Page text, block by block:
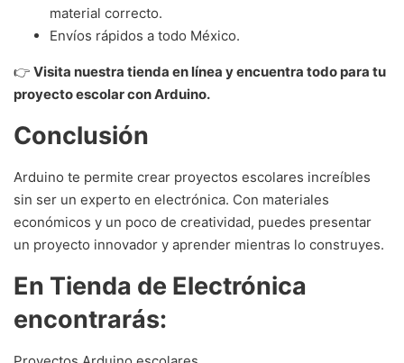
material correcto.
Envíos rápidos a todo México.
👉 Visita nuestra tienda en línea y encuentra todo para tu
proyecto escolar con Arduino.
Conclusión
Arduino te permite crear proyectos escolares increíbles
sin ser un experto en electrónica. Con materiales
económicos y un poco de creatividad, puedes presentar
un proyecto innovador y aprender mientras lo construyes.
En Tienda de Electrónica
encontrarás: